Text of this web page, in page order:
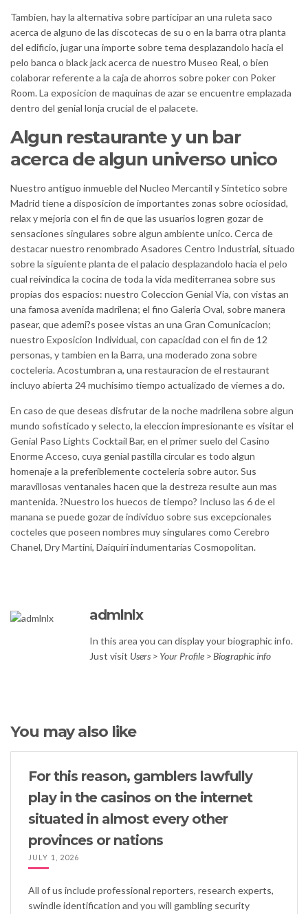
Tambien, hay la alternativa sobre participar an una ruleta saco
acerca de alguno de las discotecas de su o en la barra otra planta
del edificio, jugar una importe sobre tema desplazandolo hacia el
pelo banca o black jack acerca de nuestro Museo Real, o bien
colaborar referente a la caja de ahorros sobre poker con Poker
Room. La exposicion de maquinas de azar se encuentre emplazada
dentro del genial lonja crucial de el palacete.
Algun restaurante y un bar
acerca de algun universo unico
Nuestro antiguo inmueble del Nucleo Mercantil y Sintetico sobre
Madrid tiene a disposicion de importantes zonas sobre ociosidad,
relax y mejoria con el fin de que las usuarios logren gozar de
sensaciones singulares sobre algun ambiente unico. Cerca de
destacar nuestro renombrado Asadores Centro Industrial, situado
sobre la siguiente planta de el palacio desplazandolo hacia el pelo
cual reivindica la cocina de toda la vida mediterranea sobre sus
propias dos espacios: nuestro Coleccion Genial Via, con vistas an
una famosa avenida madrilena; el fino Galeria Oval, sobre manera
pasear, que ademi?s posee vistas an una Gran Comunicacion;
nuestro Exposicion Individual, con capacidad con el fin de 12
personas, y tambien en la Barra, una moderado zona sobre
cocteleria. Acostumbran a, una restauracion de el restaurant
incluyo abierta 24 muchisimo tiempo actualizado de viernes a do.
En caso de que deseas disfrutar de la noche madrilena sobre algun
mundo sofisticado y selecto, la eleccion impresionante es visitar el
Genial Paso Lights Cocktail Bar, en el primer suelo del Casino
Enorme Acceso, cuya genial pastilla circular es todo algun
homenaje a la preferiblemente cocteleria sobre autor. Sus
maravillosas ventanales hacen que la destreza resulte aun mas
mantenida. ?Nuestro los huecos de tiempo? Incluso las 6 de el
manana se puede gozar de individuo sobre sus excepcionales
cocteles que poseen nombres muy singulares como Cerebro
Chanel, Dry Martini, Daiquiri indumentarias Cosmopolitan.
admlnlx
In this area you can display your biographic info.
Just visit Users > Your Profile > Biographic info
You may also like
For this reason, gamblers lawfully
play in the casinos on the internet
situated in almost every other
provinces or nations
JULY 1, 2026
All of us include professional reporters, research experts,
swindle identification and you will gambling security